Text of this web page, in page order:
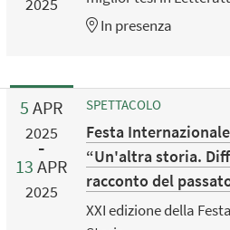
2025
In presenza
5 APR
2025
13 APR
2025
SPETTACOLO
Festa
“Un'altra storia.
racconto del
XXI edizione della